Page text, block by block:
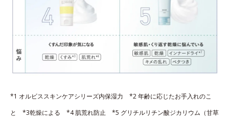
*1 オルビススキンケアシリーズ内保湿力 *2 年齢に応じたお手入れのこ
と *3乾燥による *4 肌荒れ防止 *5 グリチルリチン酸ジカリウム（甘草